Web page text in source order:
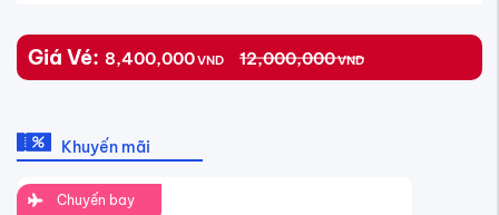
Giá Vé: 8,400,000VND 12,000,000VND
Khuyến mãi
Chuyến bay